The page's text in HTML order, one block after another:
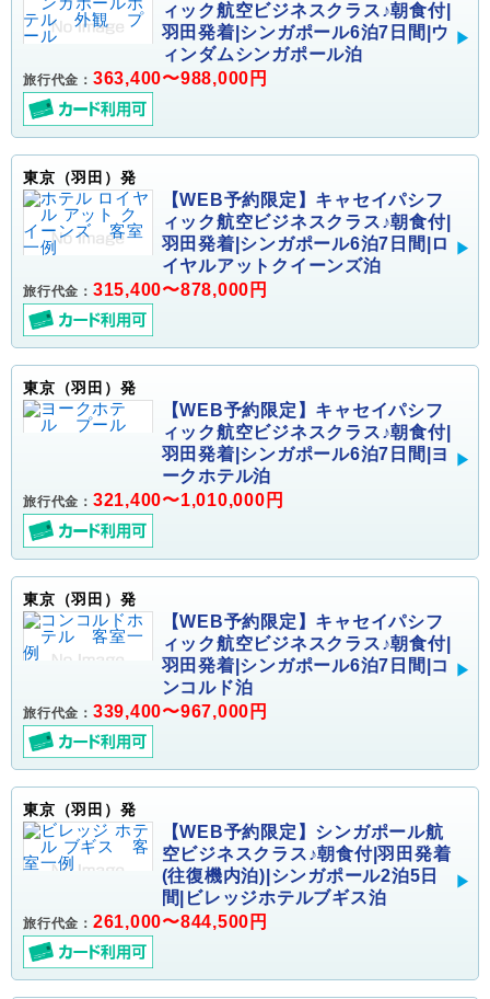
ィック航空ビジネスクラス♪朝食付|
羽田発着|シンガポール6泊7日間|ウ
ィンダムシンガポール泊
旅行代金： 363,400〜988,000円
東京（羽田）発
【WEB予約限定】キャセイパシフ
ィック航空ビジネスクラス♪朝食付|
羽田発着|シンガポール6泊7日間|ロ
イヤルアットクイーンズ泊
旅行代金： 315,400〜878,000円
東京（羽田）発
【WEB予約限定】キャセイパシフ
ィック航空ビジネスクラス♪朝食付|
羽田発着|シンガポール6泊7日間|ヨ
ークホテル泊
旅行代金： 321,400〜1,010,000円
東京（羽田）発
【WEB予約限定】キャセイパシフ
ィック航空ビジネスクラス♪朝食付|
羽田発着|シンガポール6泊7日間|コ
ンコルド泊
旅行代金： 339,400〜967,000円
東京（羽田）発
【WEB予約限定】シンガポール航
空ビジネスクラス♪朝食付|羽田発着
(往復機内泊)|シンガポール2泊5日
間|ビレッジホテルブギス泊
旅行代金： 261,000〜844,500円